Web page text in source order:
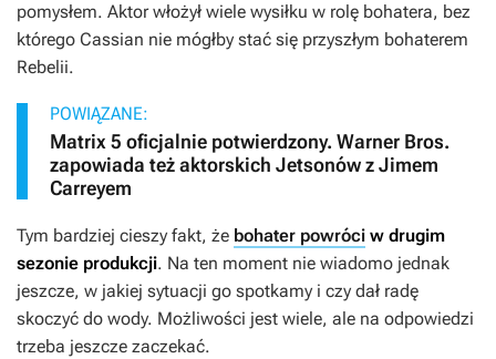
pomysłem. Aktor włożył wiele wysiłku w rolę bohatera, bez
którego Cassian nie mógłby stać się przyszłym bohaterem
Rebelii.
POWIĄZANE:
Matrix 5 oficjalnie potwierdzony. Warner Bros.
zapowiada też aktorskich Jetsonów z Jimem
Carreyem
Tym bardziej cieszy fakt, że bohater powróci w drugim
sezonie produkcji. Na ten moment nie wiadomo jednak
jeszcze, w jakiej sytuacji go spotkamy i czy dał radę
skoczyć do wody. Możliwości jest wiele, ale na odpowiedzi
trzeba jeszcze zaczekać.